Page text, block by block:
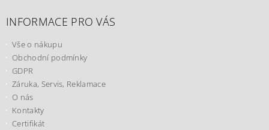
INFORMACE PRO VÁS
Vše o nákupu
Obchodní podmínky
GDPR
Záruka, Servis, Reklamace
O nás
Kontakty
Certifikát